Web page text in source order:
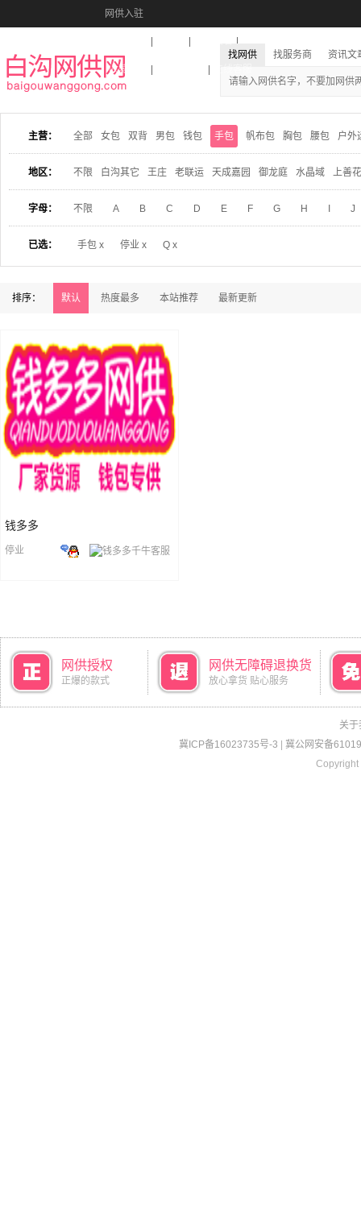
网供入驻
收藏本站
找网供 找服务商 资讯文
主营： 全部 女包 双背 男包 钱包 手包 帆布包 胸包 腰包 户外
地区： 不限 白沟其它 王庄 老联运 天成嘉园 御龙庭 水晶域 上善
字母： 不限 A B C D E F G H J
已选： 手包 x 停业 x Q x
排序： 默认 热度最多 本站推荐 最新更新
钱多多
停业
网供授权
正爆的款式
网供无障碍退换货
放心拿货 贴心服务
关于
冀ICP备16023735号-3
冀公网安备